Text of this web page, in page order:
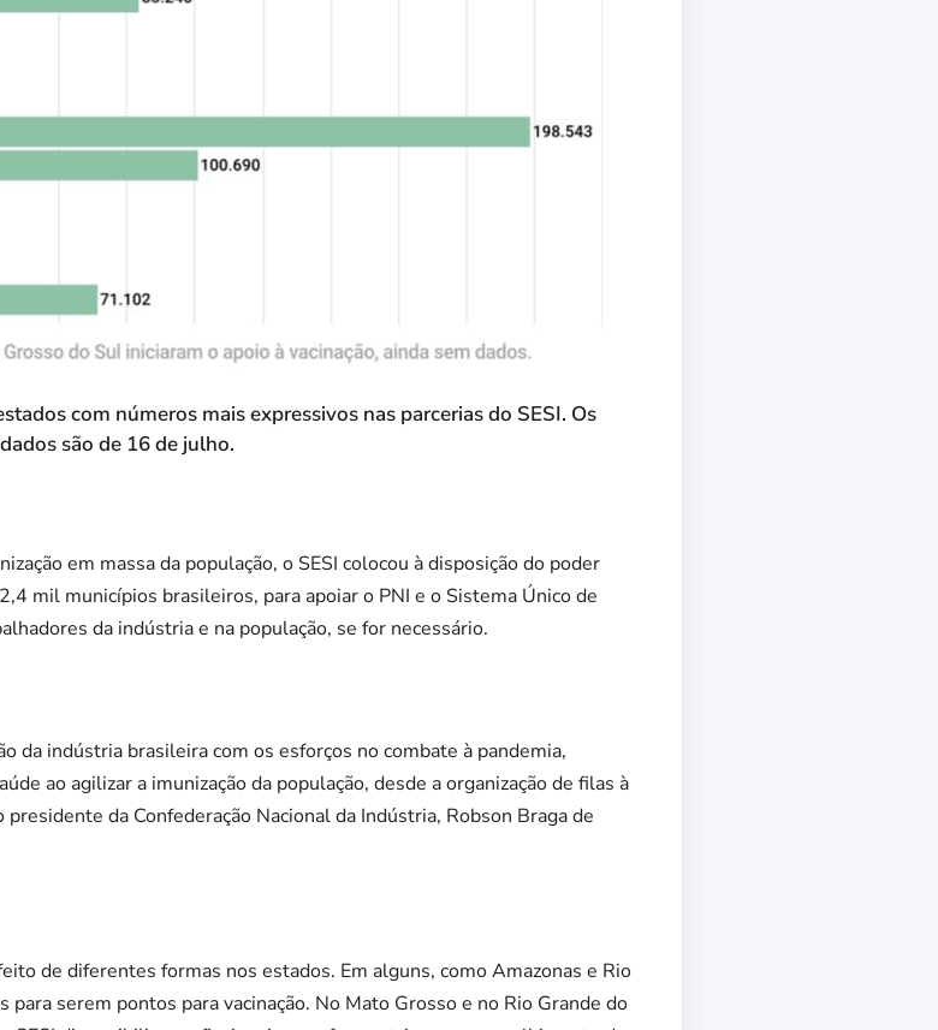
com números mais expressivos nas parcerias do SESI. Os
dados são de 16 de julho.
em massa da população, o SESI colocou à disposição do poder
mil municípios brasileiros, para apoiar o PNI e o Sistema Único de
da indústria e na população, se for necessário.
da indústria brasileira com os esforços no combate à pandemia,
ao agilizar a imunização da população, desde a organização de filas à
da Confederação Nacional da Indústria, Robson Braga de
de diferentes formas nos estados. Em alguns, como Amazonas e Rio
para serem pontos para vacinação. No Mato Grosso e no Rio Grande do